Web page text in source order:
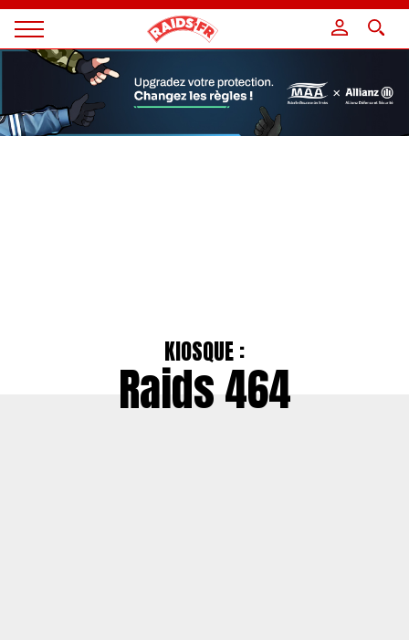
Magazine
Raids
KIOSQUE :
Raids 464
Panneau de gestion des cookies